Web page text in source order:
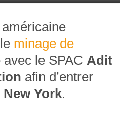
minage de
avec le SPAC Adit
afin d’entrer
York.